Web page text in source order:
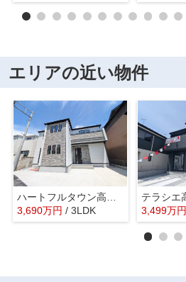
エリアの近い物件
3,690万円 / 3LDK
3,499万円